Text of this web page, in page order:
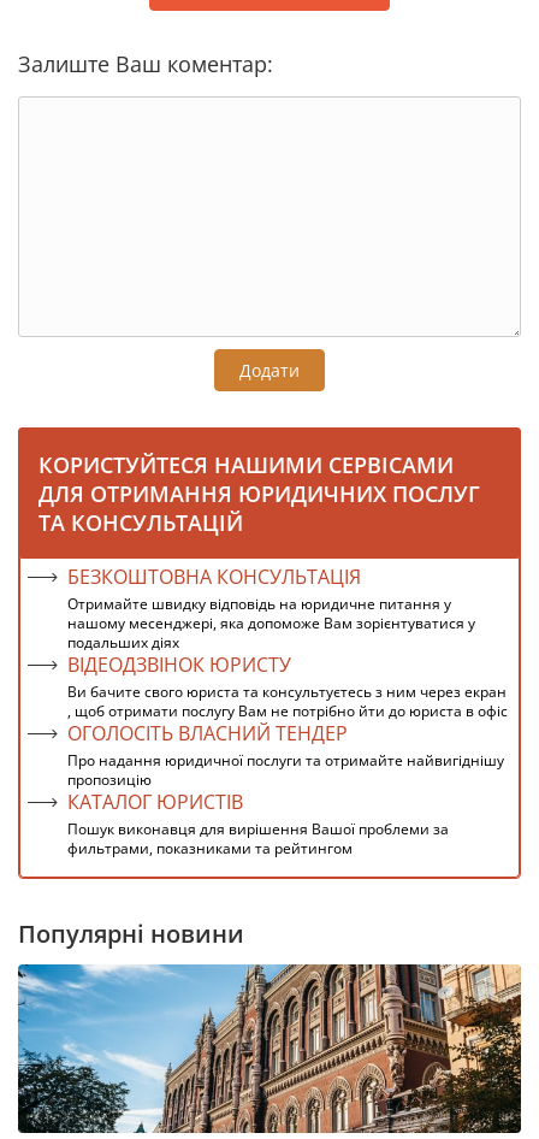
Залиште Ваш коментар:
Додати
КОРИСТУЙТЕСЯ НАШИМИ СЕРВІСАМИ
ДЛЯ ОТРИМАННЯ ЮРИДИЧНИХ ПОСЛУГ
ТА КОНСУЛЬТАЦІЙ
БЕЗКОШТОВНА КОНСУЛЬТАЦІЯ
Отримайте швидку відповідь на юридичне питання у
нашому месенджері, яка допоможе Вам зорієнтуватися у
подальших діях
ВІДЕОДЗВІНОК ЮРИСТУ
Ви бачите свого юриста та консультуєтесь з ним через екран
, щоб отримати послугу Вам не потрібно йти до юриста в офіс
ОГОЛОСІТЬ ВЛАСНИЙ ТЕНДЕР
Про надання юридичної послуги та отримайте найвигіднішу
пропозицію
КАТАЛОГ ЮРИСТІВ
Пошук виконавця для вирішення Вашої проблеми за
фильтрами, показниками та рейтингом
Популярні новини